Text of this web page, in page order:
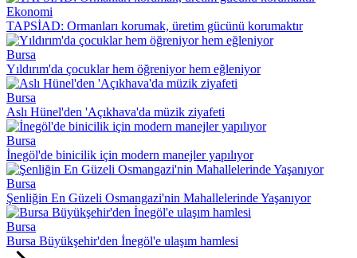
Ekonomi
TAPSİAD: Ormanları korumak, üretim gücünü korumaktır
Bursa
Yıldırım'da çocuklar hem öğreniyor hem eğleniyor
Bursa
Aslı Hünel'den 'Açıkhava'da müzik ziyafeti
Bursa
İnegöl'de binicilik için modern manejler yapılıyor
Bursa
Şenliğin En Güzeli Osmangazi'nin Mahallelerinde Yaşanıyor
Bursa
Bursa Büyükşehir'den İnegöl'e ulaşım hamlesi